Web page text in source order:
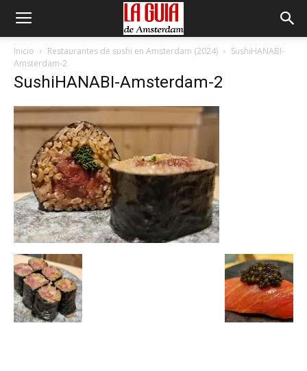
Inicio Restaurantes de sushi en Amsterdam (2024)
SushiHANABI-
Amsterdam-2
SushiHANABI-Amsterdam-2